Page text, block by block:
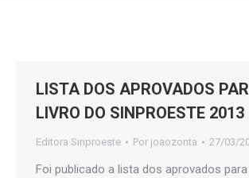
LISTA DOS APROVADOS
LIVRO DO SINPROESTE 2013
Editora Sinproeste Por joaozonta 27/03/
Foi publicado a lista dos aprovados